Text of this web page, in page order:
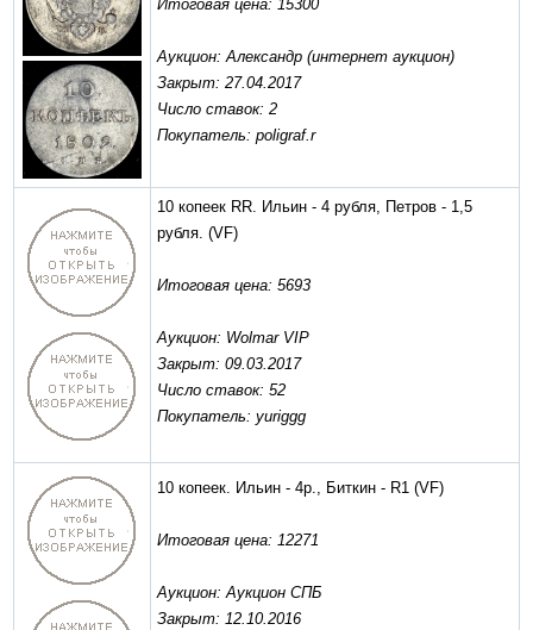
Итоговая цена: 15300
Аукцион: Александр (интернет аукцион)
Закрыт: 27.04.2017
Число ставок: 2
Покупатель: poligraf.r
10 копеек RR. Ильин - 4 рубля, Петров - 1,5
рубля. (VF)
Итоговая цена: 5693
Аукцион: Wolmar VIP
Закрыт: 09.03.2017
Число ставок: 52
Покупатель: yuriggg
10 копеек. Ильин - 4р., Биткин - R1 (VF)
Итоговая цена: 12271
Аукцион: Аукцион СПБ
Закрыт: 12.10.2016